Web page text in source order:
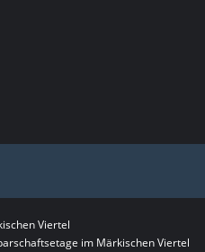
Viertel
im Märkischen Viertel